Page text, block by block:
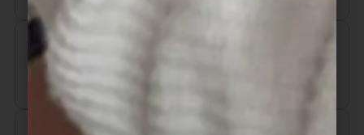
Ventas por mayor y menor.